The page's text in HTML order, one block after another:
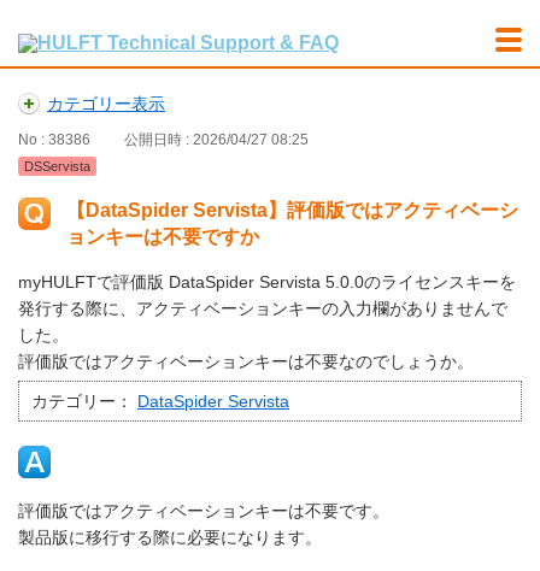
カテゴリー表示
No : 38386 公開日時 : 2026/04/27 08:25
DSServista
【DataSpider Servista】評価版ではアクティベーシ
ョンキーは不要ですか
myHULFTで評価版 DataSpider Servista 5.0.0のライセンスキーを
発行する際に、アクティベーションキーの入力欄がありませんで
した。
評価版ではアクティベーションキーは不要なのでしょうか。
カテゴリー： DataSpider Servista
評価版ではアクティベーションキーは不要です。
製品版に移行する際に必要になります。